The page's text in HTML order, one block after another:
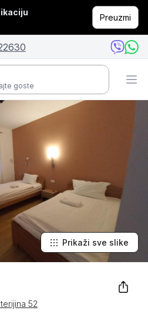
Preuzmi
goste
52
Prikaži sve slike